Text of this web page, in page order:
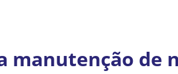
de